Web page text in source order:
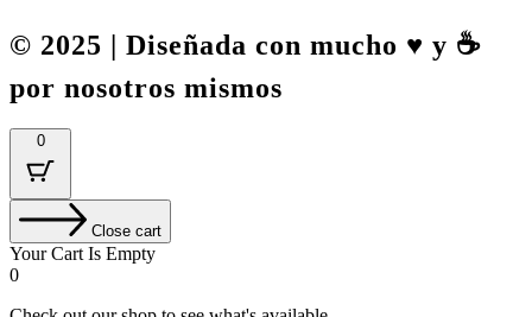
© 2025 | Diseñada con mucho ♥️ y ☕
por nosotros mismos
0
Close cart
Your Cart Is Empty
0